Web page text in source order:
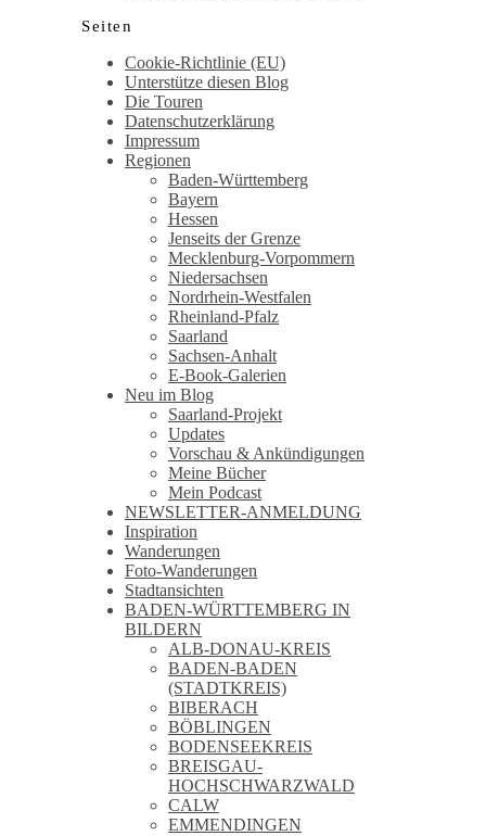
Seiten
Cookie-Richtlinie (EU)
Unterstütze diesen Blog
Die Touren
Datenschutzerklärung
Impressum
Regionen
Baden-Württemberg
Bayern
Hessen
Jenseits der Grenze
Mecklenburg-Vorpommern
Niedersachsen
Nordrhein-Westfalen
Rheinland-Pfalz
Saarland
Sachsen-Anhalt
E-Book-Galerien
Neu im Blog
Saarland-Projekt
Updates
Vorschau & Ankündigungen
Meine Bücher
Mein Podcast
NEWSLETTER-ANMELDUNG
Inspiration
Wanderungen
Foto-Wanderungen
Stadtansichten
BADEN-WÜRTTEMBERG IN
BILDERN
ALB-DONAU-KREIS
BADEN-BADEN
(STADTKREIS)
BIBERACH
BÖBLINGEN
BODENSEEKREIS
BREISGAU-
HOCHSCHWARZWALD
CALW
EMMENDINGEN